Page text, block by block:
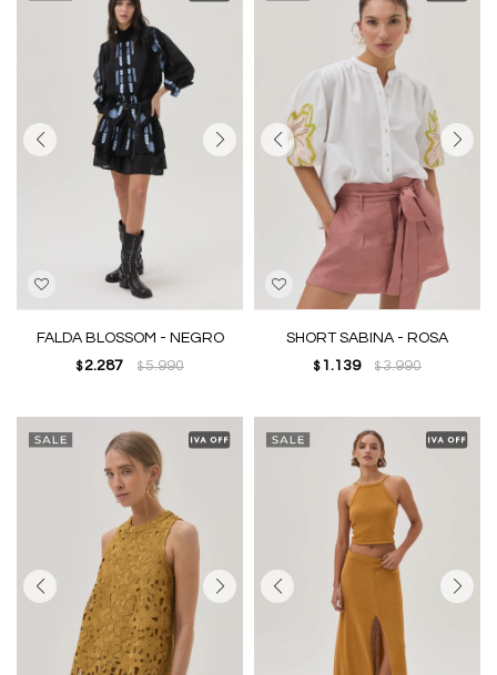
FALDA BLOSSOM - NEGRO
$ 2.287 $5.990
SHORT SABINA - ROSA
$ 1.139 $3.990